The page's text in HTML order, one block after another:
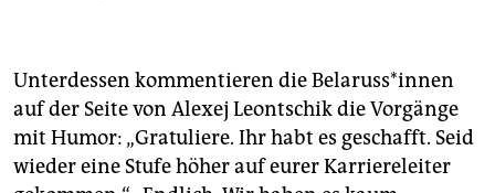
Unterdessen kommentieren die Be­la­rus­s*in­nen
auf der Seite von Alexej Leontschik die Vorgänge
mit Humor: „Gratuliere. Ihr habt es geschafft. Seid
wieder eine Stufe höher auf eurer Karriereleiter